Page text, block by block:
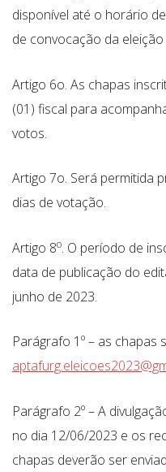
disponível até o horário
de convocação da
Artigo 6o. As chapas
(01) fiscal para
votos.
Artigo 7o. Será permitida
dias de votação.
Artigo 8o. O período de
data de publicação do
junho de 2023.
Parágrafo 1º – as
Parágrafo 2º – A
no dia 12/06/2023 e os
chapas deverão ser